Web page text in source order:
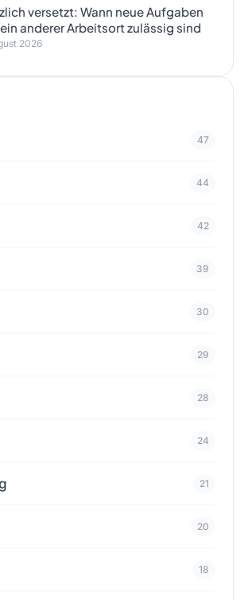
versetzt: Wann neue Aufgaben
anderer Arbeitsort zulässig sind
2026
47
44
42
39
30
29
28
24
21
20
18